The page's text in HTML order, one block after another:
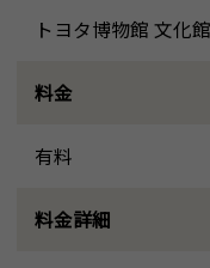
トヨタ博物館 文化
料金
有料
料金詳細